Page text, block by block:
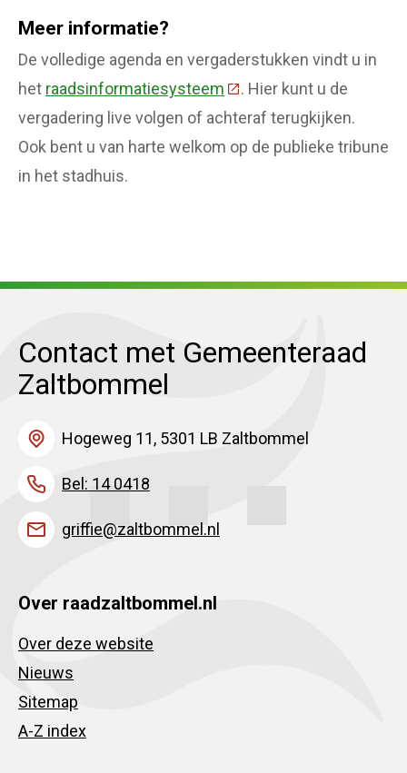
Meer informatie?
De volledige agenda en vergaderstukken vindt u in
het raadsinformatiesysteem (Deze link gaat naar een
. Hier kunt u de
vergadering live volgen of achteraf terugkijken.
Ook bent u van harte welkom op de publieke tribune
in het stadhuis.
Contact met Gemeenteraad
Zaltbommel
Hogeweg 11, 5301 LB Zaltbommel
Bel: 14 0418
griffie@zaltbommel.nl
Over raadzaltbommel.nl
Over deze website
Nieuws
Sitemap
A-Z index